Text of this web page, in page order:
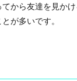
から友達を見か
が多いです。